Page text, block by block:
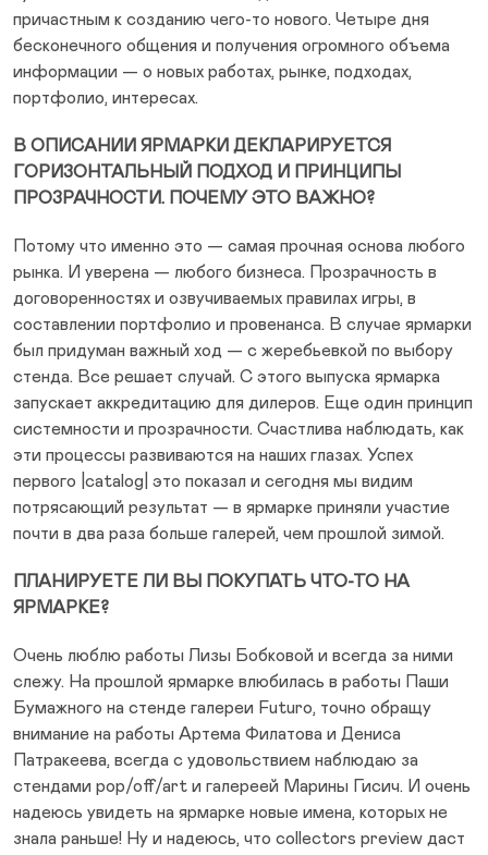
причастным к созданию чего-то нового. Четыре дня
бесконечного общения и получения огромного объема
информации — о новых работах, рынке, подходах,
портфолио, интересах.
В ОПИСАНИИ ЯРМАРКИ ДЕКЛАРИРУЕТСЯ
ГОРИЗОНТАЛЬНЫЙ ПОДХОД И ПРИНЦИПЫ
ПРОЗРАЧНОСТИ. ПОЧЕМУ ЭТО ВАЖНО?
Потому что именно это — самая прочная основа любого
рынка. И уверена — любого бизнеса. Прозрачность в
договоренностях и озвучиваемых правилах игры, в
составлении портфолио и провенанса. В случае ярмарки
был придуман важный ход — с жеребьевкой по выбору
стенда. Все решает случай. С этого выпуска ярмарка
запускает аккредитацию для дилеров. Еще один принцип
системности и прозрачности. Счастлива наблюдать, как
эти процессы развиваются на наших глазах. Успех
первого |catalog| это показал и сегодня мы видим
потрясающий результат — в ярмарке приняли участие
почти в два раза больше галерей, чем прошлой зимой.
ПЛАНИРУЕТЕ ЛИ ВЫ ПОКУПАТЬ ЧТО-ТО НА
ЯРМАРКЕ?
Очень люблю работы Лизы Бобковой и всегда за ними
слежу. На прошлой ярмарке влюбилась в работы Паши
Бумажного на стенде галереи Futuro, точно обращу
внимание на работы Артема Филатова и Дениса
Патракеева, всегда с удовольствием наблюдаю за
стендами pop/off/art и галереей Марины Гисич. И очень
надеюсь увидеть на ярмарке новые имена, которых не
знала раньше! Ну и надеюсь, что collectors preview даст